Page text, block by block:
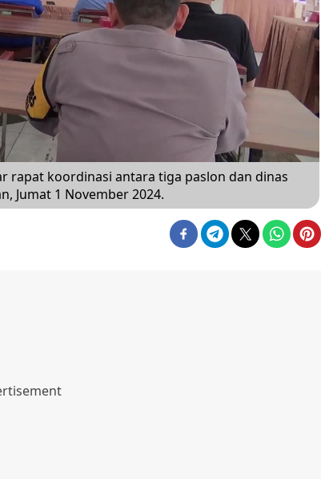
rapat koordinasi antara tiga paslon dan dinas
Jumat 1 November 2024.